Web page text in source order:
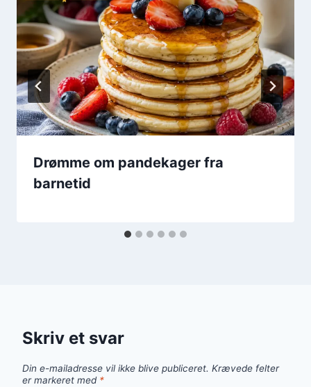
Drømme om pandekager fra
barnetid
Skriv et svar
Din e-mailadresse vil ikke blive publiceret. Krævede felter
er markeret med *